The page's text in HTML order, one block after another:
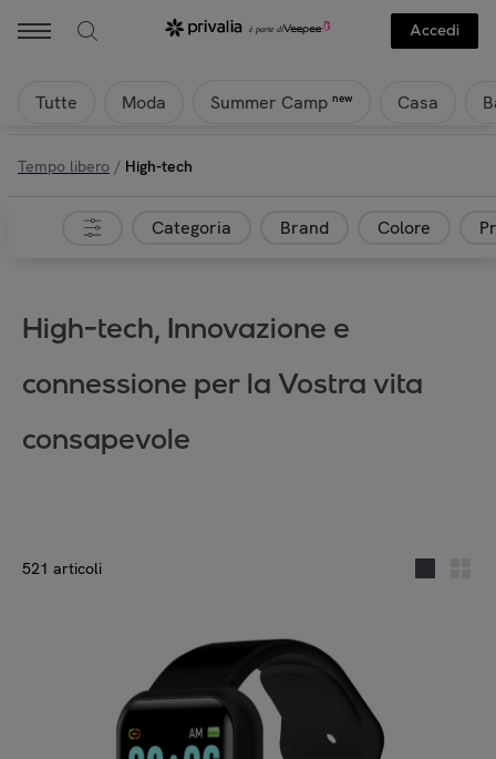
Accedi
Tutte Moda Summer Camp new Casa
Tempo libero / High-tech
Categoria Brand Colore
High-tech, Innovazione e
connessione per la Vostra vita
consapevole
521 articoli